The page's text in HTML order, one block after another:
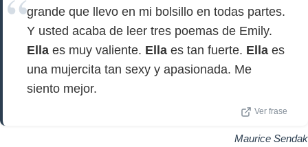
grande que llevo en mi bolsillo en todas partes.
Y usted acaba de leer tres poemas de Emily.
Ella es muy valiente. Ella es tan fuerte. Ella es
una mujercita tan sexy y apasionada. Me
siento mejor.
Ver frase
Maurice Sendak